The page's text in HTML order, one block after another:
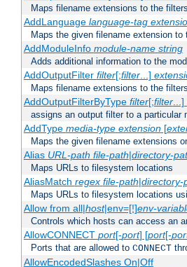
Maps filename extensions to the
AddLanguage language-tag
Maps the given filename extension
AddModuleInfo module-name string
Adds additional information to the
AddOutputFilter filter[;filter...]
Maps filename extensions to the
AddOutputFilterByType filter[;filter...]
assigns an output filter to a particular
AddType media-type extension[
Maps the given filename extensions
Alias URL-path file-path|directory-
Maps URLs to filesystem locations
AliasMatch regex file-path|directory-
Maps URLs to filesystem locations
Allow from all|host|env=[!]env-
Controls which hosts can access an
AllowCONNECT port[-port] [port[-
Ports that are allowed to CONNECT
AllowEncodedSlashes On|Off